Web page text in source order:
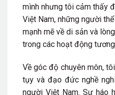
mình nhưng tôi cảm thấy
Việt Nam, những người
mạnh mẽ về di sản và
trong các hoạt động
Về góc độ chuyên môn,
tụy và đạo đức nghề
người Việt Nam. Sự háo